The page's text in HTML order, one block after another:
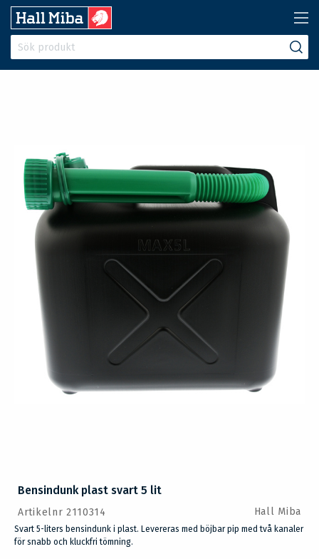
Bensindunk plast svart 5 lit
Artikelnr 2110314 Hall Miba
Svart 5-liters bensindunk i plast. Levereras med böjbar pip med två kanaler
för snabb och kluckfri tömning.